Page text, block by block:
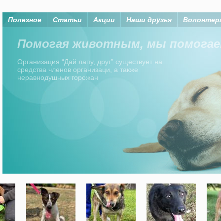
Полезное Статьи Акции Наши друзья
Помогая животным, мы
Организация “Дай лапу, друг” существует на
средства членов организаци, а также
неравнодушных горожан